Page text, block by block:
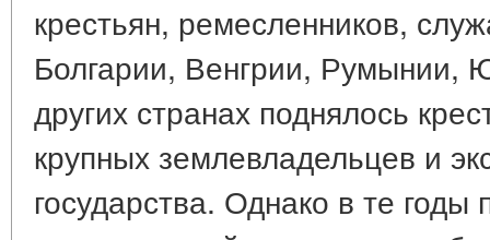
крестьян, ремесленников,
Болгарии, Венгрии, Румынии,
других странах поднялось
крупных землевладельцев и
государства. Однако в те годы